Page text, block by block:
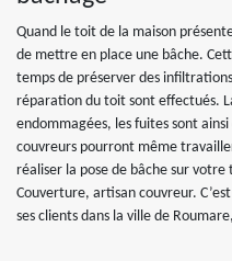
Quand le toit de la maison
de mettre en place une bâche.
temps de préserver des
réparation du toit sont effectués.
endommagées, les fuites sont
couvreurs pourront même
réaliser la pose de bâche sur
Couverture, artisan couvreur.
ses clients dans la ville de